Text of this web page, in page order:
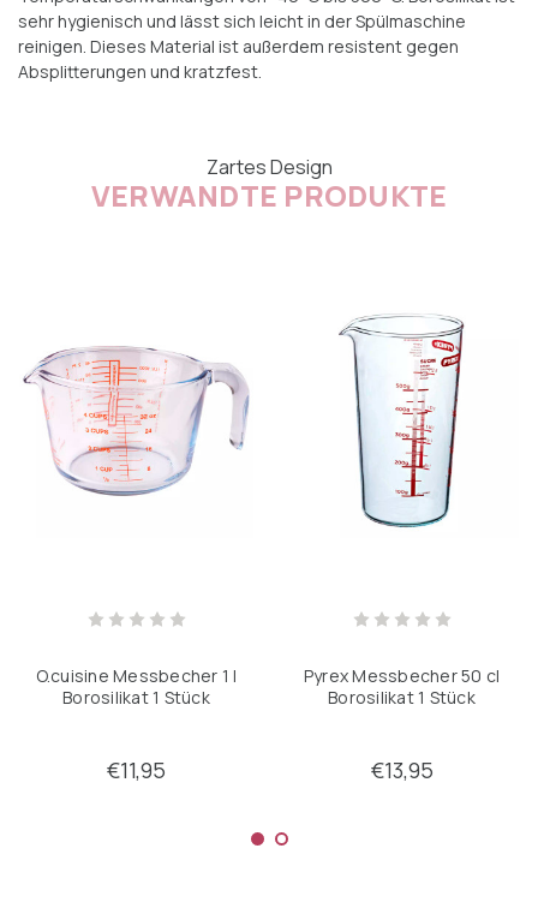
sehr hygienisch und lässt sich leicht in der Spülmaschine
reinigen. Dieses Material ist außerdem resistent gegen
Absplitterungen und kratzfest.
Zartes Design
VERWANDTE PRODUKTE
O.cuisine Messbecher 1 l
Borosilikat 1 Stück
€11,95
Pyrex Messbecher 50 cl
Borosilikat 1 Stück
€13,95